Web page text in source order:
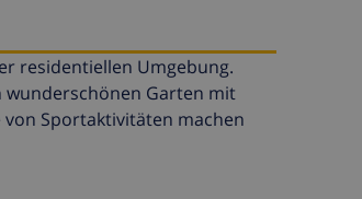
residentiellen Umgebung.
wunderschönen Garten mit
von Sportaktivitäten machen